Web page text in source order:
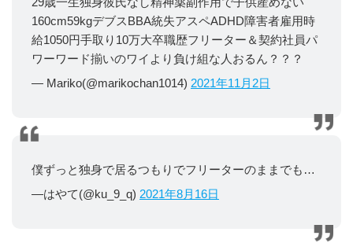
160cm59kgデブスBBA統失アスペADHD障害者雇用時
給1050円手取り10万大卒職歴フリーター＆契約社員パ
ワーワード揃いのワイより負け組な人おるん？？？
— Mariko(@marikochan1014) 2021年11月2日
僕ずっと独身で居るつもりでフリーターのままでも…
—はやて(@ku_9_q) 2021年8月16日